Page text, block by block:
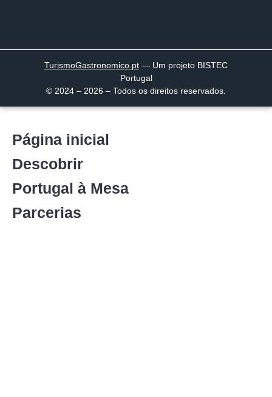
TurismoGastronomico.pt — Um projeto BISTEC
Portugal
© 2024 – 2026 – Todos os direitos reservados.
Página inicial
Descobrir
Portugal à Mesa
Parcerias